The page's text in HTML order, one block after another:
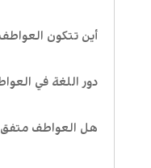
أين تتكون
دور اللغة في
هل العواطف متفق